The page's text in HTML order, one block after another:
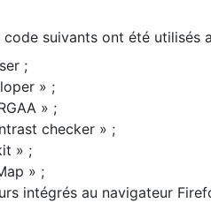
suivants ont été utilisés
;
» ;
» ;
checker » ;
» ;
» ;
intégrés au navigateur